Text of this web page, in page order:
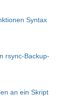
Syntax
rsync-Backup-
an ein Skript